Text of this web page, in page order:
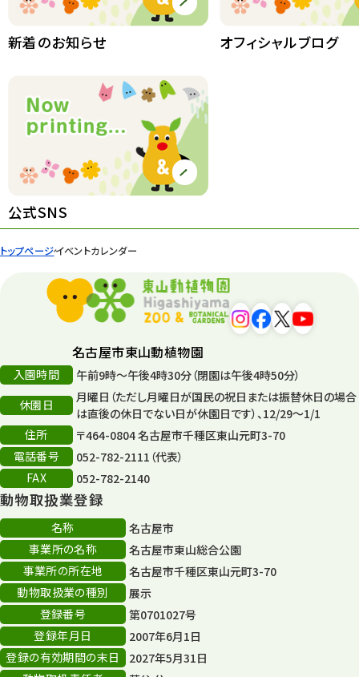
トップページイベントカレンダー
新着のお知らせ オフィシャルブログ
公式SNS
名古屋市東山動植物園
入園時間
午前9時～午後4時30分（閉園は午後4時50分）
休園日
月曜日（ただし月曜日が国民の祝日または振替休日の場合
は直後の休日でない日が休園日です）、12/29～1/1
住所
〒464-0804 名古屋市千種区東山元町3-70
電話番号
052-782-2111（代表）
FAX
052-782-2140
動物取扱業登録
名称
名古屋市
事業所の名称
名古屋市東山総合公園
事業所の所在地
名古屋市千種区東山元町3-70
動物取扱業の種別
展示
登録番号
第0701027号
登録年月日
2007年6月1日
登録の有効期間の末日
2027年5月31日